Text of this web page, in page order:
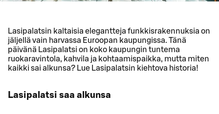
Lasipalatsin kaltaisia elegantteja funkkisrakennuksia on
jäljellä vain harvassa Euroopan kaupungissa. Tänä
päivänä Lasipalatsi on koko kaupungin tuntema
ruokaravintola, kahvila ja kohtaamispaikka, mutta miten
kaikki sai alkunsa? Lue Lasipalatsin kiehtova historia!
Lasipalatsi saa alkunsa